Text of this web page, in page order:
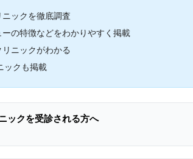
ックを徹底調査
の特徴などをわかりやすく掲載
ニックがわかる
ックも掲載
ックを受診される方へ